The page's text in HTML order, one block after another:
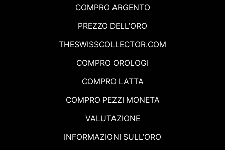
COMPRO ARGENTO
PREZZO DELL’ORO
THESWISSCOLLECTOR.COM
COMPRO OROLOGI
COMPRO LATTA
COMPRO PEZZI MONETA
VALUTAZIONE
INFORMAZIONI SULL’ORO